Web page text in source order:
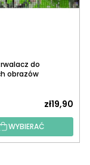
do
obrazów
zł19,90
WYBIERAĆ